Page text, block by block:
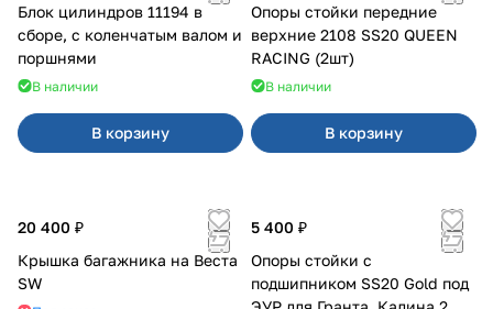
Блок цилиндров 11194 в
сборе, с коленчатым валом и
поршнями
В наличии
В корзину
Опоры стойки передние
верхние 2108 SS20 QUEEN
RACING (2шт)
В наличии
В корзину
20 400 ₽
Крышка багажника на Веста
SW
5 400 ₽
Опоры стойки с
подшипником SS20 Gold под